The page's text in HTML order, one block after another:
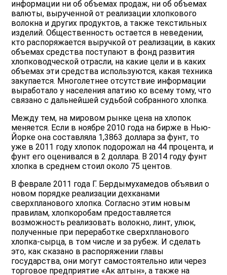
информации ни об объемах продаж, ни об объемах
валюты, вырученной от реализации хлопкового
волокна и других продуктов, а также текстильных
изделий. Общественность остается в неведении,
кто распоряжается выручкой от реализации, в каких
объемах средства поступают в фонд развития
хлопководческой отрасли, на какие цели и в каких
объемах эти средства используются, какая техника
закупается. Многолетнее отсутствие информации
выработало у населения апатию ко всему тому, что
связано с дальнейшей судьбой собранного хлопка.
Между тем, на мировом рынке цена на хлопок
меняется. Если в ноябре 2010 года на бирже в Нью-
Йорке она составляла 1,3863 доллара за фунт, то
уже в 2011 году хлопок подорожал на 44 процента, и
фунт его оценивался в 2 доллара. В 2014 году фунт
хлопка в среднем стоил около 75 центов.
В феврале 2011 года Г. Бердымухамедов объявил о
новом порядке реализации дехканами
сверхпланового хлопка. Согласно этим новым
правилам, хлопкоробам предоставляется
возможность реализовать волокно, линт, улюк,
полученные при переработке сверхпланового
хлопка-сырца, в том числе и за рубеж. И сделать
это, как сказано в распоряжении главы
государства, они могут самостоятельно или через
торговое предприятие «Ак алтын», а также на